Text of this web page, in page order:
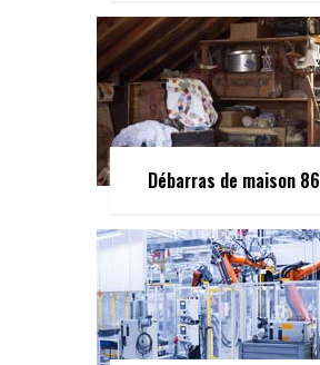
Débarras de maison 86